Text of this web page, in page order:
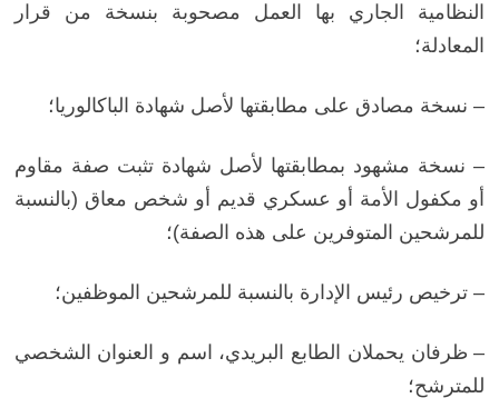
النظامية الجاري بها العمل مصحوبة بنسخة من قرار
المعادلة؛
– نسخة مصادق على مطابقتها لأصل شهادة الباكالوريا؛
– نسخة مشهود بمطابقتها لأصل شهادة تثبت صفة مقاوم
أو مكفول الأمة أو عسكري قديم أو شخص معاق (بالنسبة
للمرشحين المتوفرين على هذه الصفة)؛
– ترخيص رئيس الإدارة بالنسبة للمرشحين الموظفين؛
– ظرفان يحملان الطابع البريدي، اسم و العنوان الشخصي
للمترشح؛